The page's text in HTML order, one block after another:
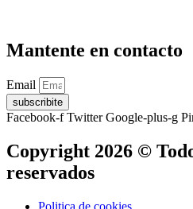
Mantente en contacto
Email
subscribite
Facebook-f Twitter Google-plus-g
Copyright 2026 ©
reservados
Politica de cookies